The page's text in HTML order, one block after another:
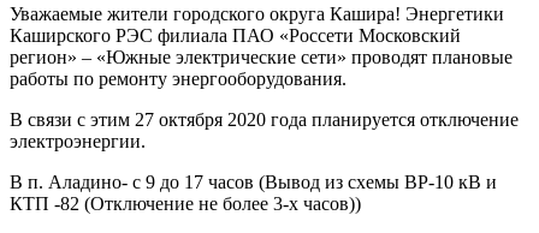
Уважаемые жители городского округа Кашира! Энергетики
Каширского РЭС филиала ПАО «Россети Московский
регион» – «Южные электрические сети» проводят плановые
работы по ремонту энергооборудования.
В связи с этим 27 октября 2020 года планируется отключение
электроэнергии.
В п. Аладино- с 9 до 17 часов (Вывод из схемы ВР-10 кВ и
КТП -82 (Отключение не более 3-х часов))